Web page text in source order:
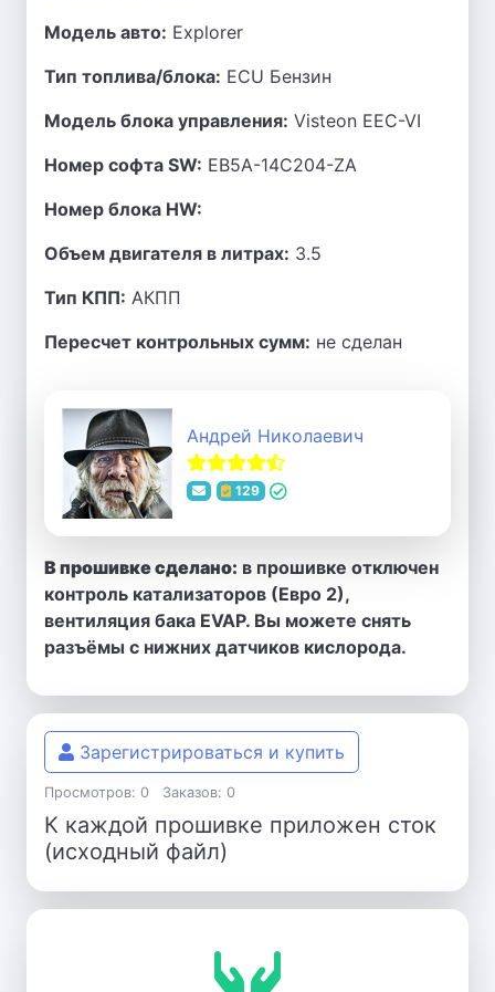
Модель авто: Explorer
Тип топлива/блока: ECU Бензин
Модель блока управления: Visteon EEC-VI
Номер софта SW: EB5A-14C204-ZA
Номер блока HW:
Объем двигателя в литрах: 3.5
Тип КПП: АКПП
Пересчет контрольных сумм: не сделан
Андрей Николаевич
129
В прошивке сделано: в прошивке отключен
контроль катализаторов (Евро 2),
вентиляция бака EVAP. Вы можете снять
разъёмы с нижних датчиков кислорода.
Зарегистрироваться и купить
Просмотров: 0 Заказов: 0
К каждой прошивке приложен сток
(исходный файл)